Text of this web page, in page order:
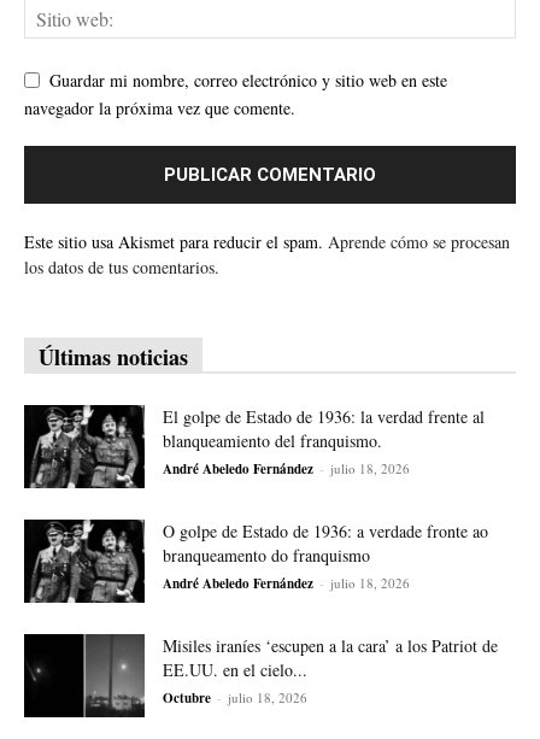
Guardar mi nombre, correo electrónico y sitio web en este
navegador la próxima vez que comente.
Este sitio usa Akismet para reducir el spam. Aprende cómo se procesan
los datos de tus comentarios.
Últimas noticias
El golpe de Estado de 1936: la verdad frente al
blanqueamiento del franquismo.
André Abeledo Fernández - julio 18, 2026
O golpe de Estado de 1936: a verdade fronte ao
branqueamento do franquismo
André Abeledo Fernández - julio 18, 2026
Misiles iraníes ‘escupen a la cara’ a los Patriot de
EE.UU. en el cielo...
Octubre - julio 18, 2026